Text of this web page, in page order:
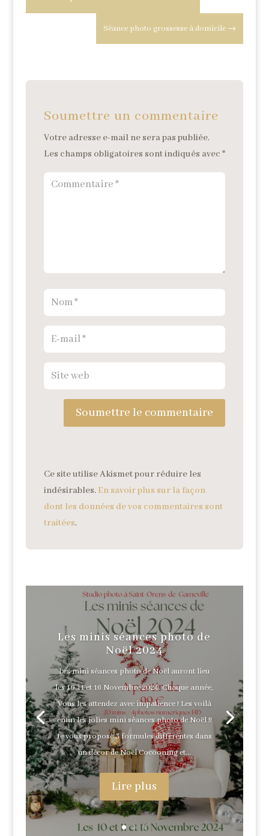
Séance photo grossesse à domicile →
Soumettre un commentaire
Votre adresse e-mail ne sera pas publiée.
Les champs obligatoires sont indiqués avec *
Soumettre le commentaire
Ce site utilise Akismet pour réduire les
indésirables. En savoir plus sur la façon
dont les données de vos commentaires sont
traitées.
Les minis séances photo de
Noël 2024
Les mini séances photo de Noël auront lieu
les 10,11 et 16 Novembre 2024. Chaque année,
Vous les attendez avec impatience ! Les voilà
enfin les jolies mini séances photo de Noël !!
Je vous propose 3 formules différentes dans
un décor de Noël Cocooning et...
Lire plus